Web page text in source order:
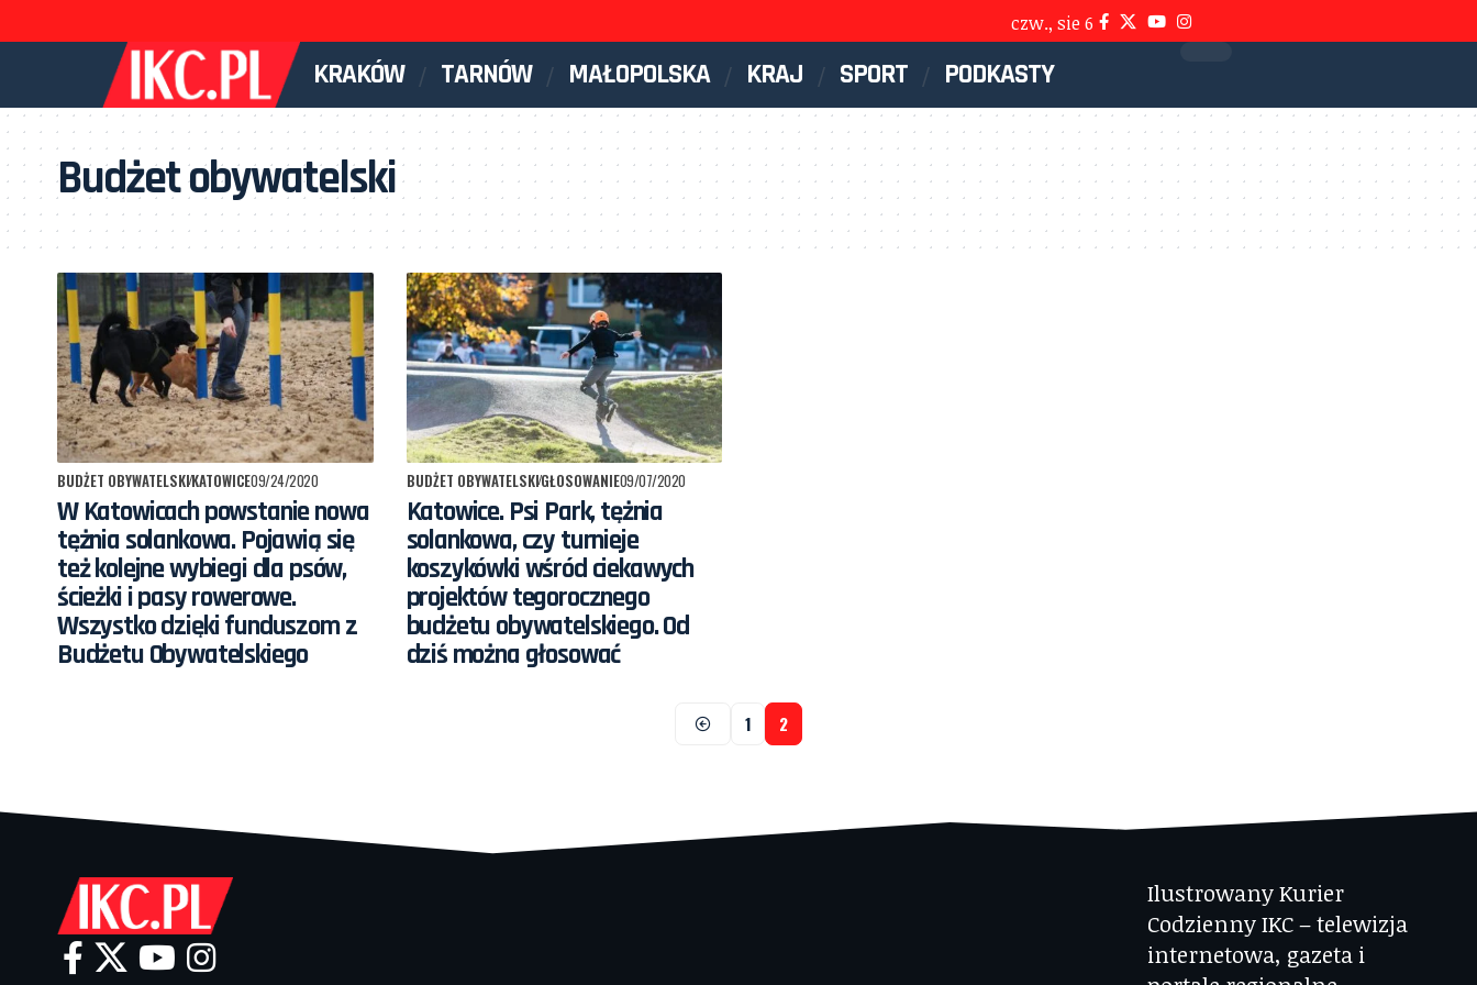
czw., sie 6
KRAKÓW TARNÓW MAŁOPOLSKA KRAJ SPORT PODKASTY
Budżet obywatelski
BUDŻET OBYWATELSKIKATOWICE09/24/2020
W Katowicach powstanie nowa
tężnia solankowa. Pojawią się
też kolejne wybiegi dla psów,
ścieżki i pasy rowerowe.
Wszystko dzięki funduszom z
Budżetu Obywatelskiego
BUDŻET OBYWATELSKIGŁOSOWANIE09/07/2020
Katowice. Psi Park, tężnia
solankowa, czy turnieje
koszykówki wśród ciekawych
projektów tegorocznego
budżetu obywatelskiego. Od
dziś można głosować
1 2
Ilustrowany Kurier
Codzienny IKC – telewizja
internetowa, gazeta i